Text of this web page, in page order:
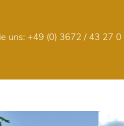
uns: +49 (0) 3672 / 43 27 0